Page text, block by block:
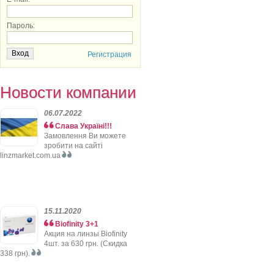
Пароль:
Регистрация
Новости компании
06.07.2022
Слава Україні!!!
Замовлення Ви можете
зробити на сайті
linzmarket.com.ua
15.11.2020
Biofinity 3+1
Акция на линзы Biofinity
4шт. за 630 грн. (Скидка
338 грн).